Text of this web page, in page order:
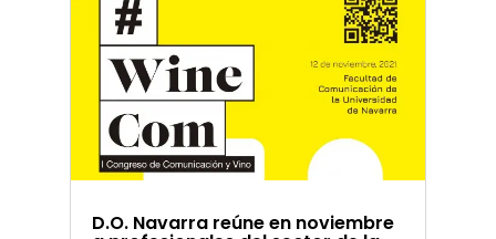
D.O. Navarra reúne en noviembre